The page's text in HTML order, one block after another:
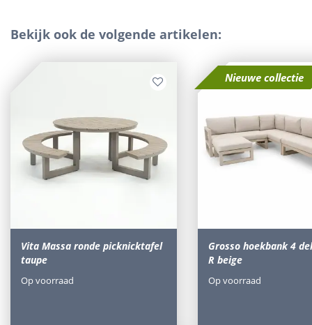
Bekijk ook de volgende artikelen:
Vita Massa ronde picknicktafel
taupe
Op voorraad
Nieuwe collectie
Grosso hoekbank 4
R beige
Op voorraad